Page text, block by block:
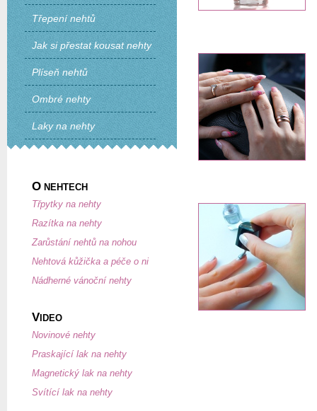
Třepení nehtů
Jak si přestat kousat nehty
Plíseň nehtů
Ombré nehty
Laky na nehty
O NEHTECH
Třpytky na nehty
Razítka na nehty
Zarůstání nehtů na nohou
Nehtová kůžička a péče o ni
Nádherné vánoční nehty
V IDEO
Novinové nehty
Praskající lak na nehty
Magnetický lak na nehty
Svítící lak na nehty